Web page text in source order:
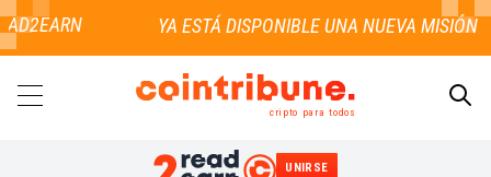
cripto para todos
UNIRSE